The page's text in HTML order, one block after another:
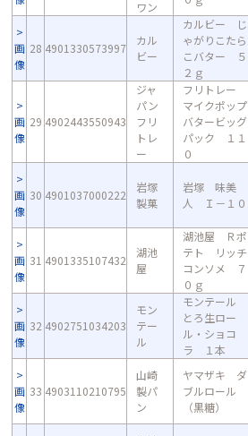
ワン
画
像
28 4901330573997
カル
ビー
カルビー じ
ゃがりこたら
こバター ５
２ｇ
画
像
29 4902443550943
ジャ
パン
フリ
トレ
ー
フリトレー
マイクポップ
バタービッグ
パック １１
０
画
像
30 4901037000222
岩塚
製菓
岩塚 味美
人 Ｉ－１０
画
像
31 4901335107432
湖池
屋
湖池屋 Ｒポ
テト リッチ
コンソメ ７
０ｇ
画
像
32 4902751034203
モン
テー
ル
モンテール
とろ生ロー
ル・ショコ
ラ １本
画
像
33 4903110210795
山崎
製パ
ン
ヤマザキ ダ
ブルロール
（黒糖）